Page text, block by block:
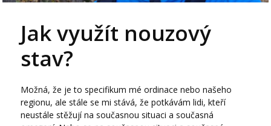
Jak využít nouzový
stav?
Možná, že je to specifikum mé ordinace nebo našeho
regionu, ale stále se mi stává, že potkávám lidi, kteří
neustále stěžují na současnou situaci a současná